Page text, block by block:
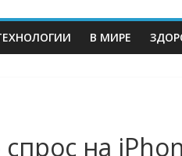
В МИРЕ
на